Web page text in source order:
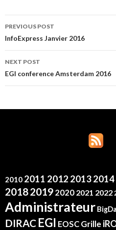
Post
navigation
PREVIOUS POST
InfoExpress Janvier 2016
NEXT POST
EGI conference Amsterdam 2016
2010 2011 2012 20132014
20182019 2020 2021 2022
Administrateur
DIRAC EGI EOSC Grille